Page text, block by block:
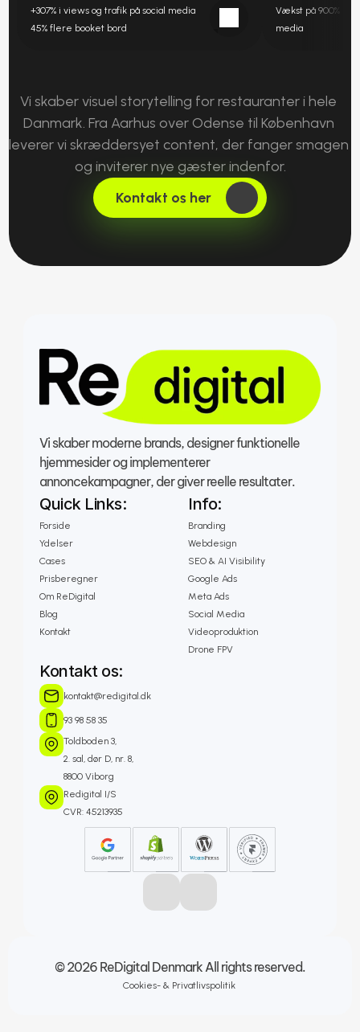
+307% i views og trafik på social media
45% flere booket bord
Vækst på 900%
media
Vi skaber visuel storytelling for restauranter i hele
Danmark. Fra Aarhus over Odense til København
leverer vi skræddersyet content, der fanger smagen
og inviterer nye gæster indenfor.
Kontakt os her
Vi skaber moderne brands, designer funktionelle
hjemmesider og implementerer
annoncekampagner, der giver reelle resultater.
Quick Links:
Forside
Ydelser
Cases
Prisberegner
Om ReDigital
Blog
Kontakt
Info:
Branding
Webdesign
SEO & AI Visibility
Google Ads
Meta Ads
Social Media
Videoproduktion
Drone FPV
Kontakt os:
kontakt@redigital.dk
93 98 58 35
Toldboden 3,
2. sal, dør D, nr. 8,
8800 Viborg
Redigital I/S
CVR: 45213935
© 2026 ReDigital Denmark All rights reserved.
Cookies- & Privatlivspolitik